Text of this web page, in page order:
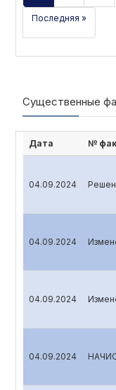
Последняя »
Существенные
Дата №
04.09.2024
04.09.2024
04.09.2024
04.09.2024